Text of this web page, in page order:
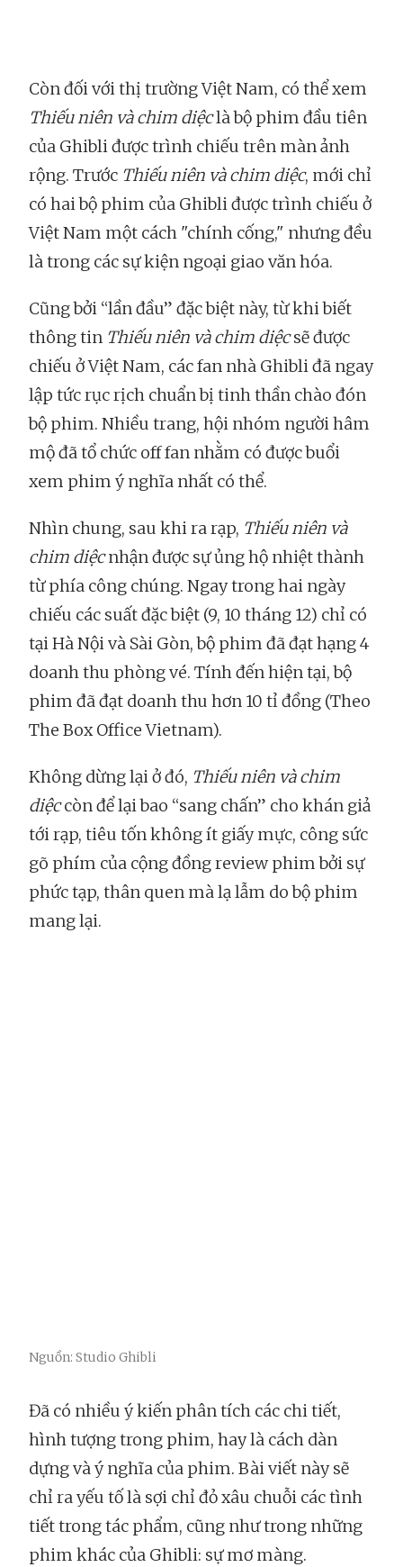
Còn đối với thị trường Việt Nam, có thể xem
Thiếu niên và chim diệclà bộ phim đầu tiên
của Ghibli được trình chiếu trên màn ảnh
rộng. Trước Thiếu niên và chim diệc, mới chỉ
có hai bộ phim của Ghibli được trình chiếu ở
Việt Nam một cách "chính cống," nhưng đều
là trong các sự kiện ngoại giao văn hóa.
Cũng bởi “lần đầu” đặc biệt này, từ khi biết
thông tin Thiếu niên và chim diệcsẽ được
chiếu ở Việt Nam, các fan nhà Ghibli đã ngay
lập tức rục rịch chuẩn bị tinh thần chào đón
bộ phim. Nhiều trang, hội nhóm người hâm
mộ đã tổ chức off fan nhằm có được buổi
xem phim ý nghĩa nhất có thể.
Nhìn chung, sau khi ra rạp, Thiếu niên và
chim diệcnhận được sự ủng hộ nhiệt thành
từ phía công chúng. Ngay trong hai ngày
chiếu các suất đặc biệt (9, 10 tháng 12) chỉ có
tại Hà Nội và Sài Gòn, bộ phim đã đạt hạng 4
doanh thu phòng vé. Tính đến hiện tại, bộ
phim đã đạt doanh thu hơn 10 tỉ đồng (Theo
The Box Office Vietnam).
Không dừng lại ở đó, Thiếu niên và chim
diệccòn để lại bao “sang chấn” cho khán giả
tới rạp, tiêu tốn không ít giấy mực, công sức
gõ phím của cộng đồng review phim bởi sự
phức tạp, thân quen mà lạ lẫm do bộ phim
mang lại.
Nguồn: Studio Ghibli
Đã có nhiều ý kiến phân tích các chi tiết,
hình tượng trong phim, hay là cách dàn
dựng và ý nghĩa của phim. Bài viết này sẽ
chỉ ra yếu tố là sợi chỉ đỏ xâu chuỗi các tình
tiết trong tác phẩm, cũng như trong những
phim khác của Ghibli: sự mơ màng.